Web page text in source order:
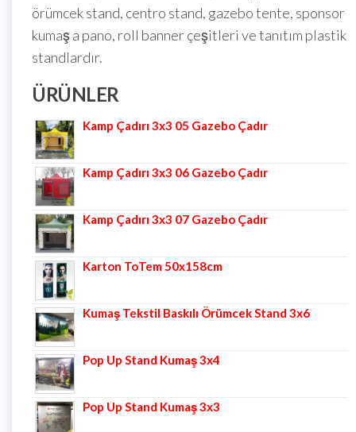
örümcek stand, centro stand, gazebo tente, sponsor
kumaş a pano, roll banner çeşitleri ve tanıtım plastik
standlardır.
ÜRÜNLER
Kamp Çadırı 3x3 05 Gazebo Çadır
Kamp Çadırı 3x3 06 Gazebo Çadır
Kamp Çadırı 3x3 07 Gazebo Çadır
Karton ToTem 50x158cm
Kumaş Tekstil Baskılı Örümcek Stand 3x6
Pop Up Stand Kumaş 3x4
Pop Up Stand Kumaş 3x3